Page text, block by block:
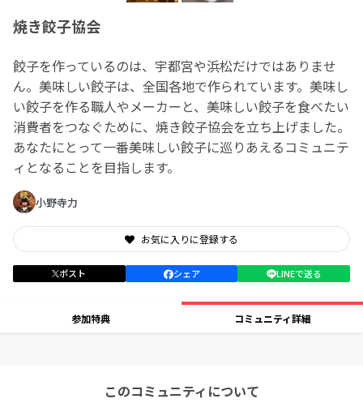
焼き餃子協会
餃子を作っているのは、宇都宮や浜松だけではありませ
ん。美味しい餃子は、全国各地で作られています。美味し
い餃子を作る職人やメーカーと、美味しい餃子を食べたい
消費者をつなぐために、焼き餃子協会を立ち上げました。
あなたにとって一番美味しい餃子に巡りあえるコミュニテ
ィとなることを目指します。
小野寺力
お気に入りに登録する
ポスト シェア LINEで送る
参加特典 コミュニティ詳細
このコミュニティについて